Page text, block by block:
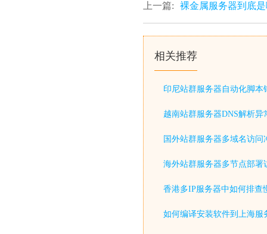
上一篇: 裸金属服务器到底
相关推荐
印尼站群服务器自动化脚本
越南站群服务器DNS解析异
国外站群服务器多域名访问
海外站群服务器多节点部署
香港多IP服务器中如何排查
如何编译安装软件到上海服